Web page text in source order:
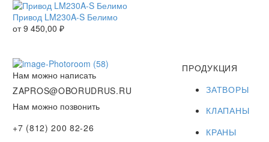
Привод LM230A-S Белимо
от9 450,00 ₽
Нам можно написать
ZAPROS@OBORUDRUS.RU
Нам можно позвонить
+7 (812) 200 82-26
ПРОДУКЦИЯ
ЗАТВОРЫ
КЛАПАНЫ
КРАНЫ